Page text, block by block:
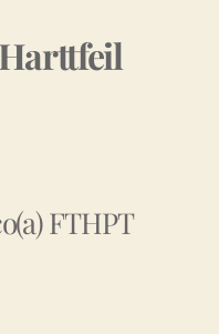
FTHPT